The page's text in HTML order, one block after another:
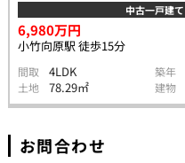
中古一戸建て
6,980万円
小竹向原駅 徒歩15分
間取 4LDK 築年
土地 78.29㎡ 建物
お問合わせ